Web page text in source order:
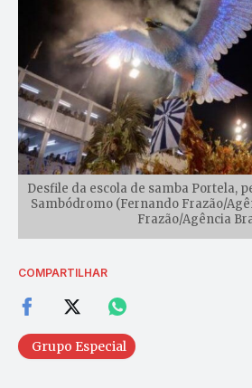
Desfile da escola de samba Portela,
Sambódromo (Fernando Frazão/
Frazão/Agência
COMPARTILHAR
Grupo Especial